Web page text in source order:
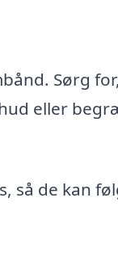
Sørg
eller
så de kan